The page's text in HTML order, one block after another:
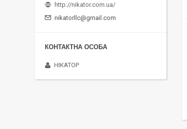
http://nikator.com.ua/
nikatorllc@gmail.com
НІКАТОР